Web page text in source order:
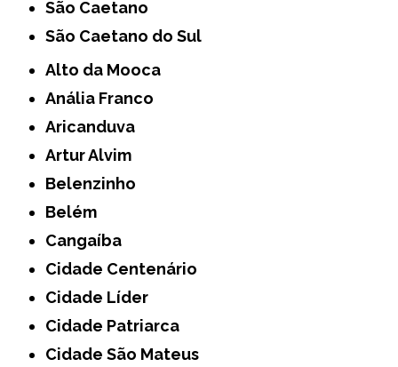
São Caetano
São Caetano do Sul
Alto da Mooca
Anália Franco
Aricanduva
Artur Alvim
Belenzinho
Belém
Cangaíba
Cidade Centenário
Cidade Líder
Cidade Patriarca
Cidade São Mateus